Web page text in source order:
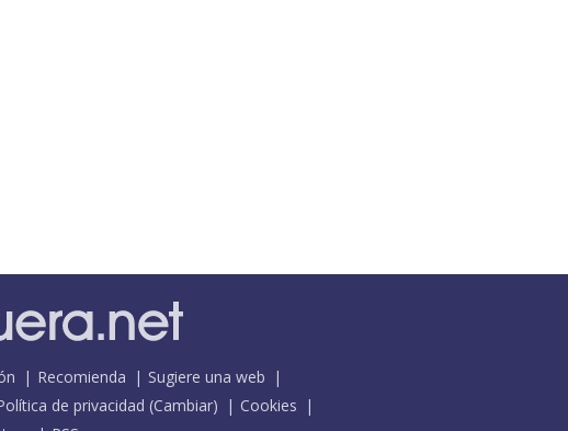
Recomienda
Sugiere una web
de privacidad (Cambiar)
Cookies